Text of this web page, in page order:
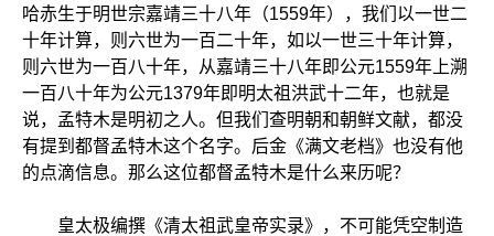
哈赤生于明世宗嘉靖三十八年（1559年），我们以一世二
十年计算，则六世为一百二十年，如以一世三十年计算，
则六世为一百八十年，从嘉靖三十八年即公元1559年上溯
一百八十年为公元1379年即明太祖洪武十二年，也就是
说，孟特木是明初之人。但我们查明朝和朝鲜文献，都没
有提到都督孟特木这个名字。后金《满文老档》也没有他
的点滴信息。那么这位都督孟特木是什么来历呢？
皇太极编撰《清太祖武皇帝实录》，不可能凭空制造